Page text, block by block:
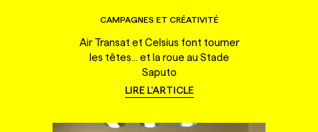
CAMPAGNES ET CRÉATIVITÉ
Air Transat et Celsius font tourner
les têtes... et la roue au Stade
Saputo
LIRE L'ARTICLE